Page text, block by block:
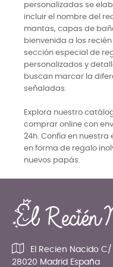
personalizadas se
incluir el nombre del
mantas, capas de
bienvenida a los
sección especial de
personalizados y
buscan marcar la
señaladas.
Explora nuestro
comprar online con
24h. Confía en
en forma de regalo
nuevos papás.
El Recien Nacido
28020 Madrid España